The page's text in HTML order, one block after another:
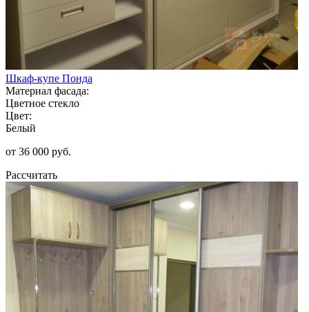
Шкаф-купе Понда
Материал фасада:
Цветное стекло
Цвет:
Белый
от 36 000 руб.
Рассчитать